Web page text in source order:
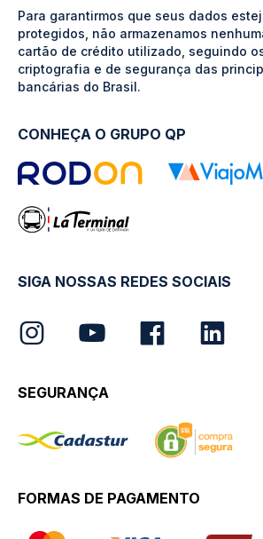
Para garantirmos que seus dados
protegidos, não armazenamos
cartão de crédito utilizado, seguindo
criptografia e de segurança das
bancárias do Brasil.
CONHEÇA O GRUPO QP
SIGA NOSSAS REDES SOCIAIS
SEGURANÇA
FORMAS DE PAGAMENTO